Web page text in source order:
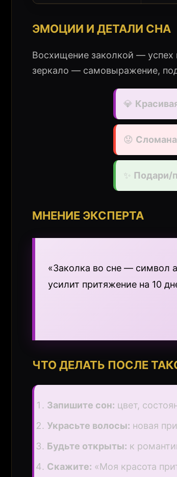
ЭМОЦИИ И ДЕТАЛИ СНА
Восхищение заколкой —
зеркало — самовыражение,
💎
😟
✨ Подари/
МНЕНИЕ ЭКСПЕРТА
«Заколка во сне — символ
усилит притяжение на 10
ЧТО ДЕЛАТЬ ПОСЛЕ
Запишите сон: цвет,
Украсьте волосы: новая
Будьте открыты: к
Скажите: «Моя красота